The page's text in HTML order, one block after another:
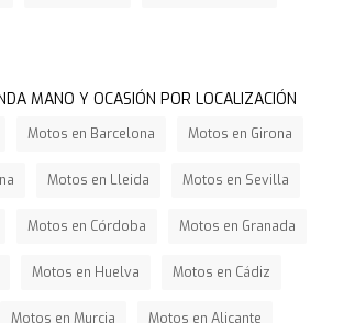
MANO Y OCASIÓN POR LOCALIZACIÓN
Motos en Barcelona Motos en Girona
Motos en Lleida Motos en Sevilla
Motos en Córdoba Motos en Granada
Motos en Huelva Motos en Cádiz
Motos en Murcia Motos en Alicante